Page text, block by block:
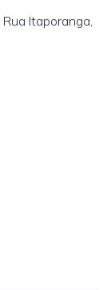
Itaporanga,